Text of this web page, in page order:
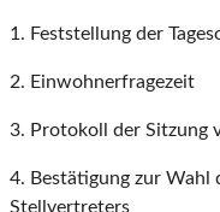
1. Feststellung der
2. Einwohnerfragezeit
3. Protokoll der Sitzung
4. Bestätigung zur Wahl
Stellvertreters